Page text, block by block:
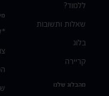
ללמוד?
שאלות ותשובות
בלוג
קריירה
מהבלוג שלנו
*6377